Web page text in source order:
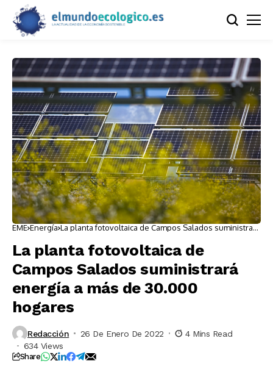
EME Energía La planta fotovoltaica de Campos Salados suministrará
La planta fotovoltaica de
Campos Salados suministrará
energía a más de 30.000
hogares
Redacción 26 De Enero De 2022
4 Mins Read
634 Views
Share